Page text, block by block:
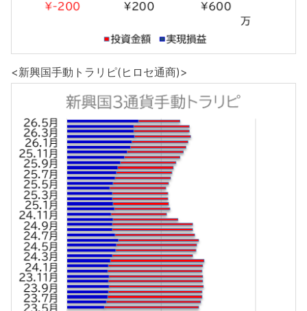
<新興国手動トラリピ(ヒロセ通商)>